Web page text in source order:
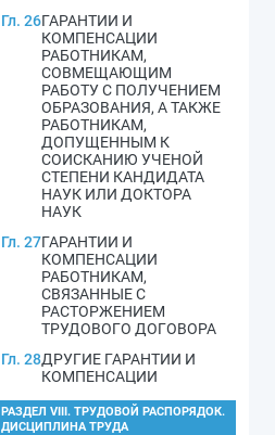
Гл. 26ГАРАНТИИ И
КОМПЕНСАЦИИ
РАБОТНИКАМ,
СОВМЕЩАЮЩИМ
РАБОТУ С ПОЛУЧЕНИЕМ
ОБРАЗОВАНИЯ, А ТАКЖЕ
РАБОТНИКАМ,
ДОПУЩЕННЫМ К
СОИСКАНИЮ УЧЕНОЙ
СТЕПЕНИ КАНДИДАТА
НАУК ИЛИ ДОКТОРА
НАУК
Гл. 27ГАРАНТИИ И
КОМПЕНСАЦИИ
РАБОТНИКАМ,
СВЯЗАННЫЕ С
РАСТОРЖЕНИЕМ
ТРУДОВОГО ДОГОВОРА
Гл. 28ДРУГИЕ ГАРАНТИИ И
КОМПЕНСАЦИИ
РАЗДЕЛ VIII. ТРУДОВОЙ РАСПОРЯДОК.
ДИСЦИПЛИНА ТРУДА